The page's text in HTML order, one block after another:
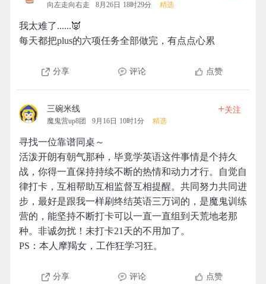
向左走向右走 8月26日 18时29分 精选
我太难了......👿
每天都把plus的六项任务全部做完，有点点心累
分享 评论 点赞
三碗米线
魔鬼营up8团 9月16日 10时1分 精选
+关注
寻找一位靠谱同桌～
活泼开朗有朝气那种，毕竟学英语这件事情是个持久
战，你得一直保持持续不断的热情和动力才行。自觉自
律打卡，互相帮助互相监督互相提醒。共同努力共同进
步，最好是跟我一样刷终结英语三万词的，是魔鬼训练
营的，能坚持不断打卡可以一直一直组到天荒地老那
种。非诚勿扰！未打卡21天的不用加了。
PS：本人摩羯女，工作狂学习狂。
分享 评论 点赞